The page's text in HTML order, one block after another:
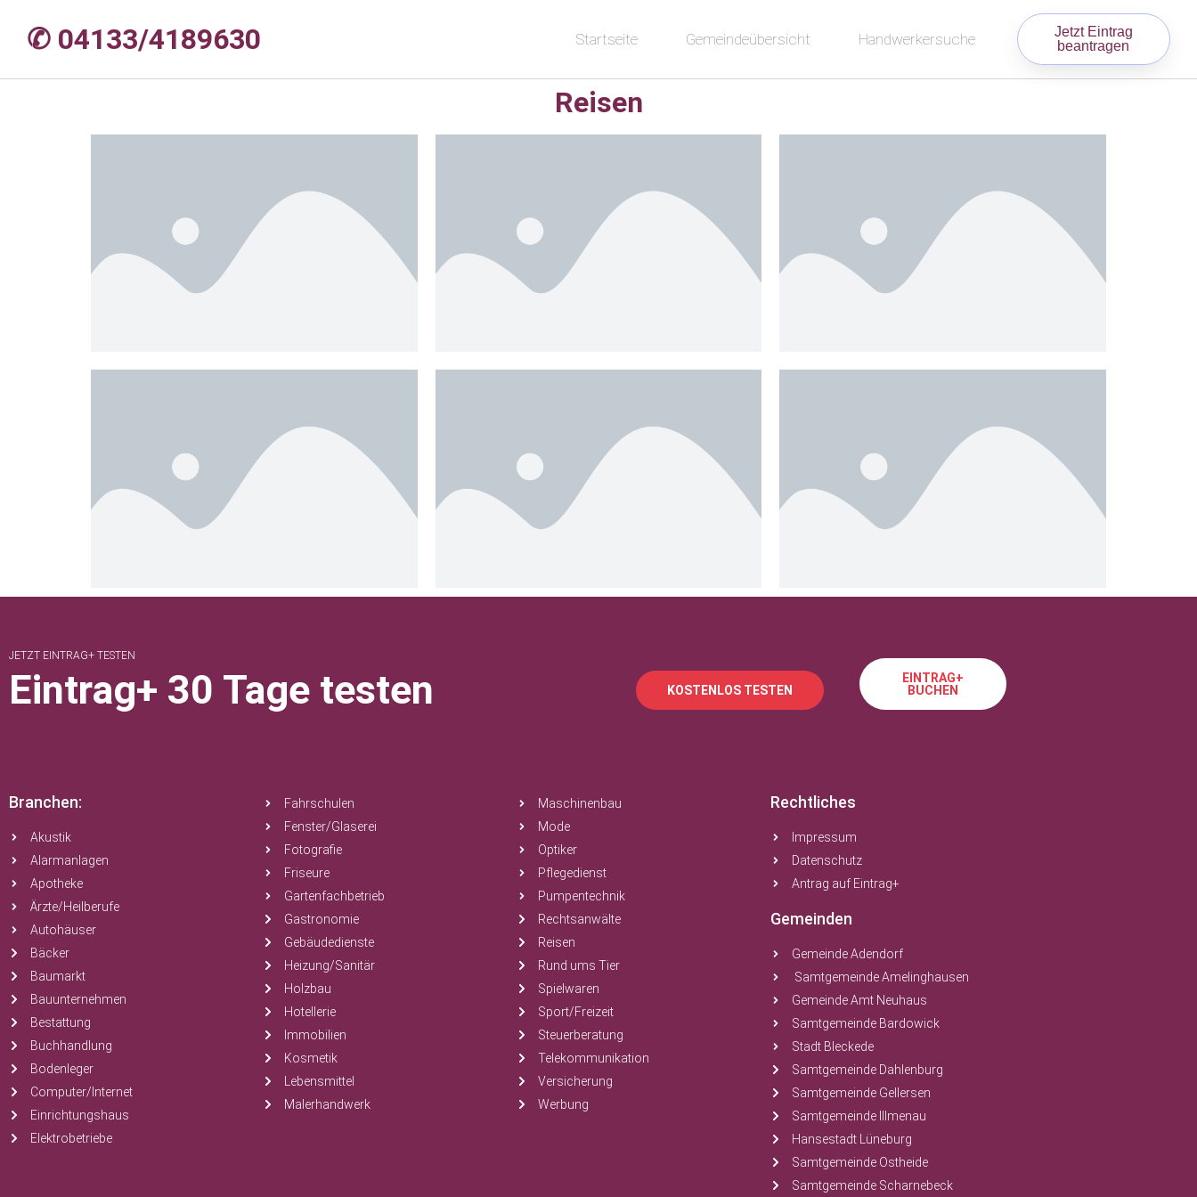
✆ 04133/4189630 Startseite Gemeindeübersicht Handwerkersuche
Jetzt Eintrag
beantragen
Reisen
JETZT EINTRAG+ TESTEN
Eintrag+ 30 Tage testen KOSTENLOS TESTEN
EINTRAG+
BUCHEN
Branchen:
Akustik
Alarmanlagen
Apotheke
Ärzte/Heilberufe
Autohäuser
Bäcker
Baumarkt
Bauunternehmen
Bestattung
Buchhandlung
Bodenleger
Computer/Internet
Einrichtungshaus
Elektrobetriebe
Fahrschulen
Fenster/Glaserei
Fotografie
Friseure
Gartenfachbetrieb
Gastronomie
Gebäudedienste
Heizung/Sanitär
Holzbau
Hotellerie
Immobilien
Kosmetik
Lebensmittel
Malerhandwerk
Maschinenbau
Mode
Optiker
Pflegedienst
Pumpentechnik
Rechtsanwälte
Reisen
Rund ums Tier
Spielwaren
Sport/Freizeit
Steuerberatung
Telekommunikation
Versicherung
Werbung
Rechtliches
Impressum
Datenschutz
Antrag auf Eintrag+
Gemeinden
Gemeinde Adendorf
Samtgemeinde Amelinghausen
Gemeinde Amt Neuhaus
Samtgemeinde Bardowick
Stadt Bleckede
Samtgemeinde Dahlenburg
Samtgemeinde Gellersen
Samtgemeinde Illmenau
Hansestadt Lüneburg
Samtgemeinde Ostheide
Samtgemeinde Scharnebeck